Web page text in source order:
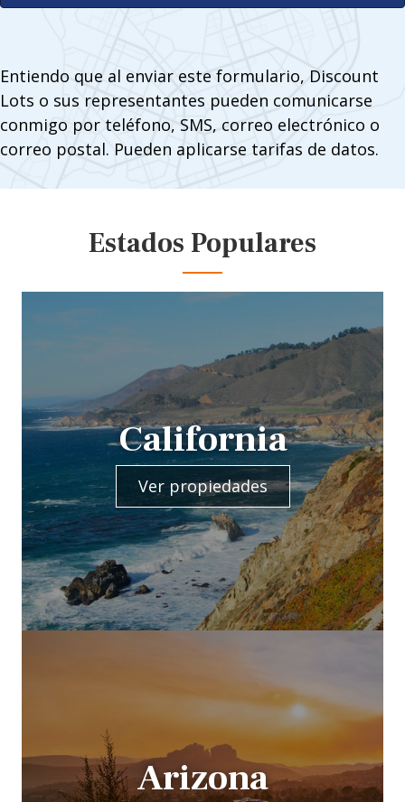
Entiendo que al enviar este formulario, Discount
Lots o sus representantes pueden comunicarse
conmigo por teléfono, SMS, correo electrónico o
correo postal. Pueden aplicarse tarifas de datos.
Estados Populares
California
Ver propiedades
Arizona